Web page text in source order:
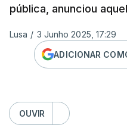
pública, anunciou
Lusa / 3 Junho 2025, 17:29
ADICIONAR
OUVIR